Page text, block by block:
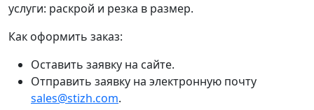
услуги: раскрой и резка в размер.
Как оформить заказ:
Оставить заявку на сайте.
Отправить заявку на электронную почту
sales@stizh.com.